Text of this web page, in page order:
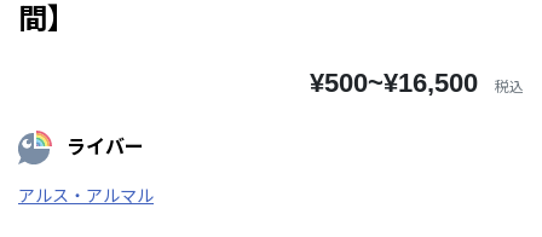
間】
¥500~¥16,500 税込
ライバー
アルス・アルマル